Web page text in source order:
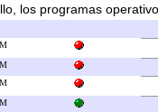
los programas